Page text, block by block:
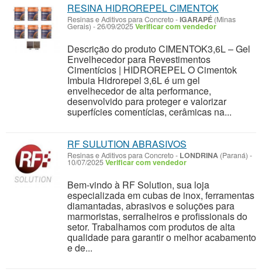
RESINA HIDROREPEL CIMENTOK
Resinas e Aditivos para Concreto-IGARAPÉ (Minas
Gerais) -26/09/2025Verificar com vendedor
Descrição do produto CIMENTOK3,6L – Gel
Envelhecedor para Revestimentos
Cimentícios | HIDROREPEL O Cimentok
Imbuia Hidrorepel 3,6L é um gel
envelhecedor de alta performance,
desenvolvido para proteger e valorizar
superfícies comentícias, cerâmicas na...
RF SULUTION ABRASIVOS
Resinas e Aditivos para Concreto- LONDRINA (Paraná) -
10/07/2025Verificar com vendedor
Bem-vindo à RF Solution, sua loja
especializada em cubas de inox, ferramentas
diamantadas, abrasivos e soluções para
marmoristas, serralheiros e profissionais do
setor. Trabalhamos com produtos de alta
qualidade para garantir o melhor acabamento
e de...